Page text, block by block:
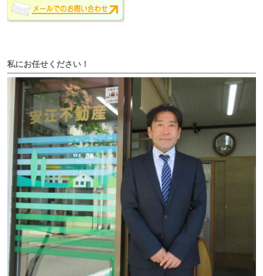
私にお任せください！